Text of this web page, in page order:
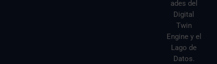
ades del
Digital
Twin
Engine y el
Lago de
Datos.